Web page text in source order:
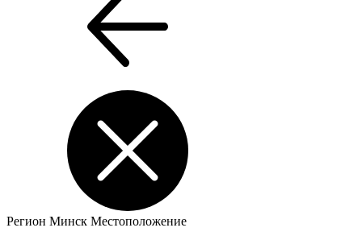
Регион Минск Местоположение